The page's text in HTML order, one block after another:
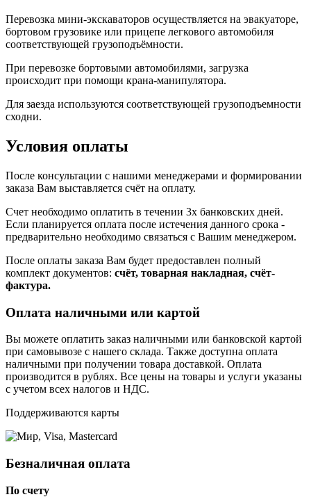
Перевозка мини-экскаваторов осуществляется на эвакуаторе,
бортовом грузовике или прицепе легкового автомобиля
соответствующей грузоподъёмности.
При перевозке бортовыми автомобилями, загрузка
происходит при помощи крана-манипулятора.
Для заезда используются соответствующей грузоподъемности
сходни.
Условия оплаты
После консультации с нашими менеджерами и формировании
заказа Вам выставляется счёт на оплату.
Счет необходимо оплатить в течении 3х банковских дней.
Если планируется оплата после истечения данного срока -
предварительно необходимо связаться с Вашим менеджером.
После оплаты заказа Вам будет предоставлен полный
комплект документов: счёт, товарная накладная, счёт-
фактура.
Оплата наличными или картой
Вы можете оплатить заказ наличными или банковской картой
при самовывозе с нашего склада. Также доступна оплата
наличными при получении товара доставкой. Оплата
производится в рублях. Все цены на товары и услуги указаны
с учетом всех налогов и НДС.
Поддерживаются карты
Безналичная оплата
По счету